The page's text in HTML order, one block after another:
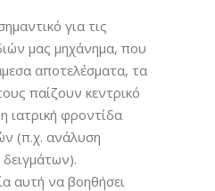
για τις
μας μηχάνημα, που
αποτελέσματα, τα
παίζουν κεντρικό
ιατρική φροντίδα
(π.χ. ανάλυση
αυτή να βοηθήσει